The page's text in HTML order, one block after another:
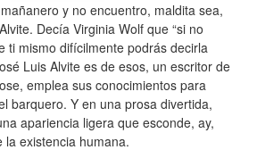
y no encuentro, maldita sea,
Decía Virginia Wolf que “si no
ti mismo difícilmente podrás decirla
Luis Alvite es de esos, un escritor de
emplea sus conocimientos para
barquero. Y en una prosa divertida,
apariencia ligera que esconde, ay,
la existencia humana.